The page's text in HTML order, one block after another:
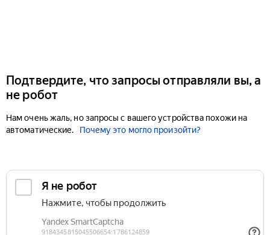
Подтвердите, что запросы отправляли вы, а
не робот
Нам очень жаль, но запросы с вашего устройства похожи на
автоматические.
Почему это могло произойти?